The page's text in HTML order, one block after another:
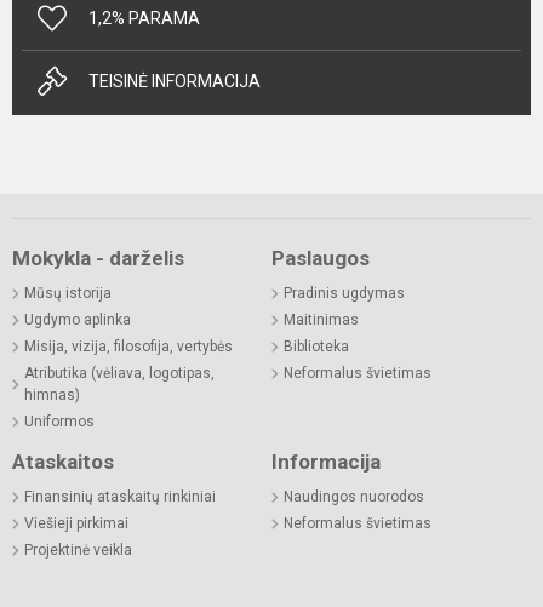
1,2% PARAMA
TEISINĖ INFORMACIJA
Mokykla - darželis
Mūsų istorija
Ugdymo aplinka
Misija, vizija, filosofija, vertybės
Atributika (vėliava, logotipas,
himnas)
Uniformos
Paslaugos
Pradinis ugdymas
Maitinimas
Biblioteka
Neformalus švietimas
Ataskaitos
Finansinių ataskaitų rinkiniai
Viešieji pirkimai
Projektinė veikla
Informacija
Naudingos nuorodos
Neformalus švietimas